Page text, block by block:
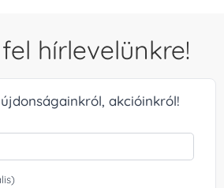
hírlevelünkre!
akcióinkról!